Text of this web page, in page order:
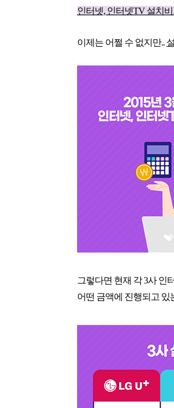
인터넷, 인터넷TV 설치
이제는 어쩔 수 없지만..
그렇다면 현재 각 3사 인
어떤 금액에 진행되고 있